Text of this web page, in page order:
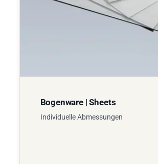
Bogenware | Sheets
Individuelle Abmessungen